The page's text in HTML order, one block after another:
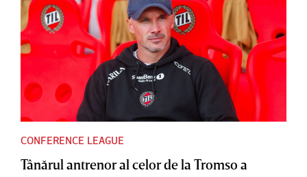
CONFERENCE LEAGUE
Tânărul antrenor al celor de la Tromso a